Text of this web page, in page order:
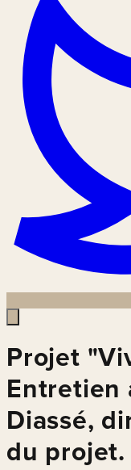
Projet
Entretien
Diassé,
du projet.